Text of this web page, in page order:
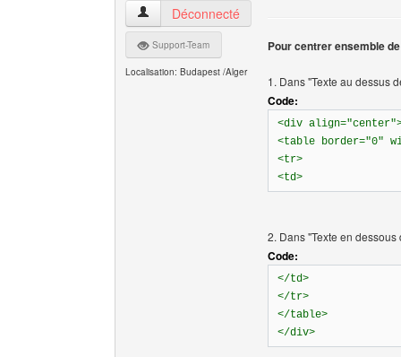
webmaster-shop Voir le profil de l'utilisateur
Déconnecté
Support-Team
Localisation: Budapest /Alger
Pour centrer ensemble
1. Dans "Texte au dessus
Code:
<div
<table border="0"
<tr>
<td>
2. Dans "Texte en dessous
Code:
</td>
</tr>
</table>
</div>